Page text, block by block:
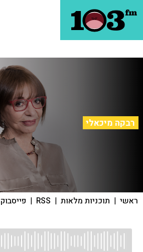
רבקה מיכאלי
ראשי | תוכניות מלאות |
RSS
| פייסבוק